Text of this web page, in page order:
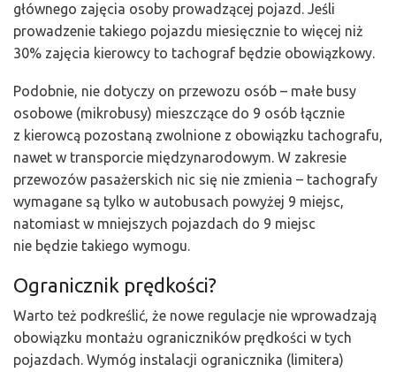
głównego zajęcia osoby prowadzącej pojazd. Jeśli
prowadzenie takiego pojazdu miesięcznie to więcej niż
30% zajęcia kierowcy to tachograf będzie obowiązkowy.
Podobnie, nie dotyczy on przewozu osób – małe busy
osobowe (mikrobusy) mieszczące do 9 osób łącznie
z kierowcą pozostaną zwolnione z obowiązku tachografu,
nawet w transporcie międzynarodowym. W zakresie
przewozów pasażerskich nic się nie zmienia – tachografy
wymagane są tylko w autobusach powyżej 9 miejsc,
natomiast w mniejszych pojazdach do 9 miejsc
nie będzie takiego wymogu.
Ogranicznik prędkości?
Warto też podkreślić, że nowe regulacje nie wprowadzają
obowiązku montażu ograniczników prędkości w tych
pojazdach. Wymóg instalacji ogranicznika (limitera)